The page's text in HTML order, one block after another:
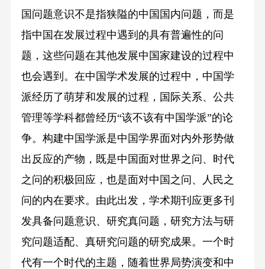
国问题意识不是指狭隘的中国国内问题，而是
指中国在发展过程中遇到的具有普遍性的问
题，这些问题在其他发展中国家建设的过程中
也会遇到。在中国学术发展的过程中，中国学
派经历了萌芽和发展的过程，国际关系、公共
管理等学科都曾经历“该不该有中国学派”的论
争。构建中国学派是中国学界面对内外形势做
出反应的产物，既是中国面对世界之问、时代
之问的积极回应，也是面对中国之问、人民之
问的内在要求。由此出发，学术期刊应更多刊
发具备问题意识、研究真问题，研究方法与研
究问题适配、真研究问题的研究成果。一个时
代有一个时代的主题，随着世界局势演变和中